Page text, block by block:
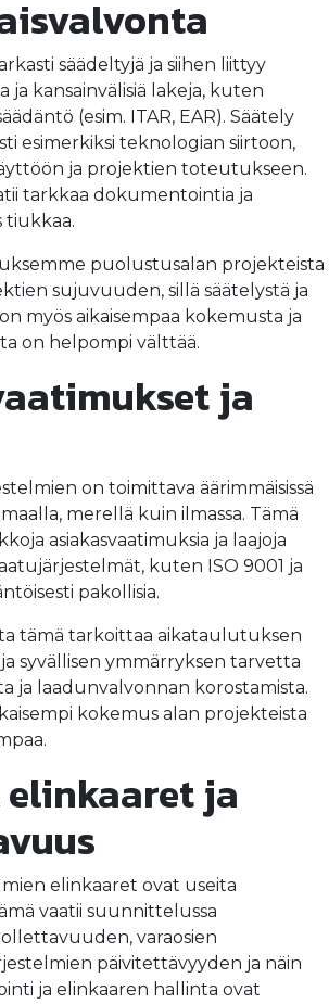
säädeltyjä ja siihen liittyy
ja kansainvälisiä lakeja, kuten
(esim. ITAR, EAR). Säätely
esimerkiksi teknologian siirtoon,
ja projektien toteutukseen.
tarkkaa dokumentointia ja
tiukkaa.
puolustusalan projekteista
sujuvuuden, sillä säätelystä ja
myös aikaisempaa kokemusta ja
on helpompi välttää.
ja
on toimittava äärimmäisissä
merellä kuin ilmassa. Tämä
asiakasvaatimuksia ja laajoja
kuten ISO 9001 ja
pakollisia.
tämä tarkoittaa aikataulutuksen
syvällisen ymmärryksen tarvetta
ja laadunvalvonnan korostamista.
kokemus alan projekteista
ja
elinkaaret ovat useita
vaatii suunnittelussa
varaosien
päivitettävyyden ja näin
ja elinkaaren hallinta ovat